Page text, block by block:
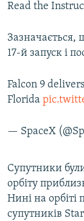
Read the
Зазначається,
17-й запуск і
Falcon 9
Florida
— SpaceX
Супутники
орбіту
Нині на
супутників